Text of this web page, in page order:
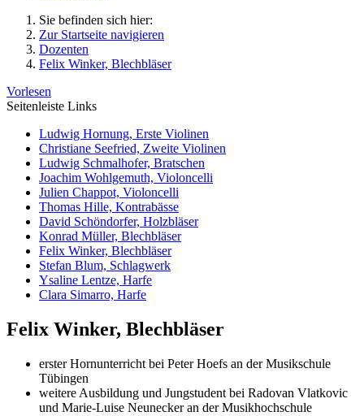
Sie befinden sich hier:
Zur Startseite navigieren
Dozenten
Felix Winker, Blechbläser
Vorlesen
Seitenleiste Links
Ludwig Hornung, Erste Violinen
Christiane Seefried, Zweite Violinen
Ludwig Schmalhofer, Bratschen
Joachim Wohlgemuth, Violoncelli
Julien Chappot, Violoncelli
Thomas Hille, Kontrabässe
David Schöndorfer, Holzbläser
Konrad Müller, Blechbläser
Felix Winker, Blechbläser
Stefan Blum, Schlagwerk
Ysaline Lentze, Harfe
Clara Simarro, Harfe
Felix Winker, Blechbläser
erster Hornunterricht bei Peter Hoefs an der Musikschule
Tübingen
weitere Ausbildung und Jungstudent bei Radovan Vlatkovic
und Marie-Luise Neunecker an der Musikhochschule